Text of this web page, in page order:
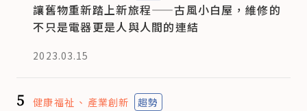
讓舊物重新踏上新旅程——古風小白屋，維修的
不只是電器更是人與人間的連結
2023.03.15
5 健康福祉 產業創新 趨勢